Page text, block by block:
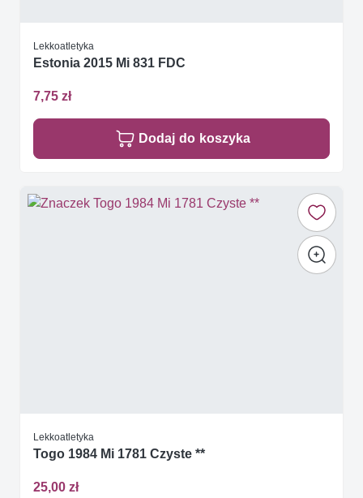
Lekkoatletyka
Estonia 2015 Mi 831 FDC
7,75 zł
Dodaj do koszyka
Lekkoatletyka
Togo 1984 Mi 1781 Czyste **
25,00 zł